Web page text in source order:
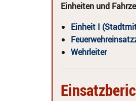
Einheiten und
Einheit I
Wehrleiter